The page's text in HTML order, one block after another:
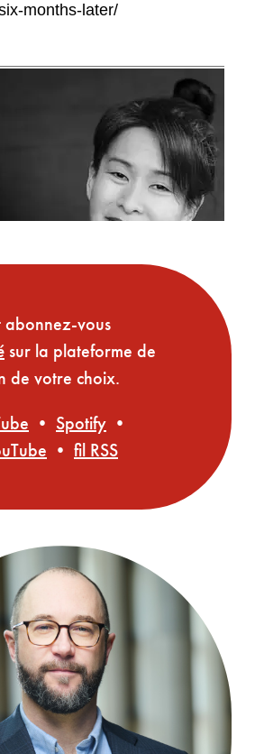
months-later/
abonnez-vous
sur la plateforme de
de votre choix.
• Spotify •
• fil RSS